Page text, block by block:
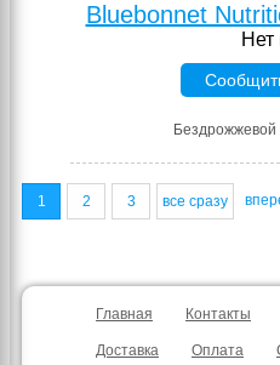
Bluebonnet
Нет
1 2 3 все сразу
Главная Контакты
Доставка Оплата